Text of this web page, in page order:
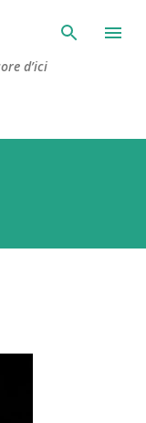
d’ici